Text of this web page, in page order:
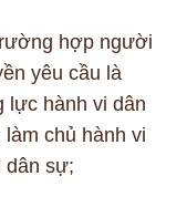
hợp người
yêu cầu là
lực hành vi dân
chủ hành vi
dân sự;